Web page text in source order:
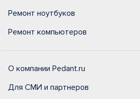
Ремонт ноутбуков
Ремонт компьютеров
О компании Pedant.ru
Для СМИ и партнеров